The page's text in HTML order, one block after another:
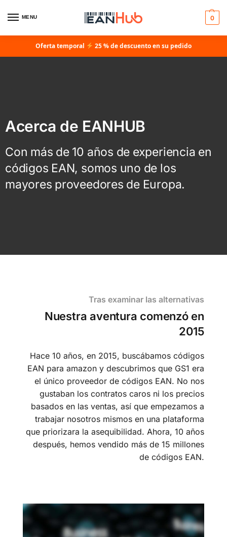
MENU 0
Oferta temporal 25 % de descuento en su pedido
Acerca de EANHUB
Con más de 10 años de experiencia en
códigos EAN, somos uno de los
mayores proveedores de Europa.
Tras examinar las alternativas
Nuestra aventura comenzó en
2015
Hace 10 años, en 2015, buscábamos códigos
EAN para amazon y descubrimos que GS1 era
el único proveedor de códigos EAN. No nos
gustaban los contratos caros ni los precios
basados en las ventas, así que empezamos a
trabajar nosotros mismos en una plataforma
que priorizara la asequibilidad. Ahora, 10 años
después, hemos vendido más de 15 millones
de códigos EAN.